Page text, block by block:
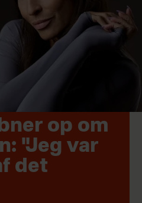
op om
"Jeg var
det